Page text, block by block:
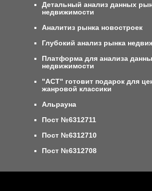
Детальный анализ данных
недвижимости
Аналитиз рынка новостроек
Глубокий анализ рынка
Платформа для анализа
недвижимости
"АСТ" готовит подарок для
жанровой классики
Альрауна
Пост №6312711
Пост №6312710
Пост №6312708